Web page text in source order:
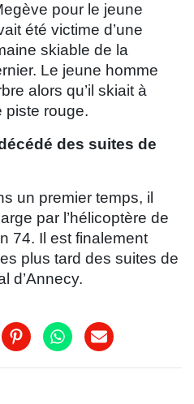
pour le jeune
été victime d’une
skiable de la
Le jeune homme
alors qu’il skiait à
piste rouge.
des suites de
un premier temps, il
par l’hélicoptère de
74. Il est finalement
plus tard des suites de
d’Annecy.